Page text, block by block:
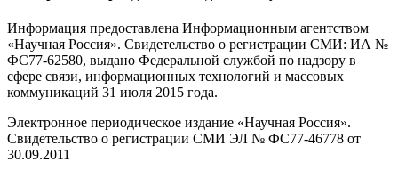
Информация предоставлена Информационным агентством
«Научная Россия». Свидетельство о регистрации СМИ: ИА №
ФС77-62580, выдано Федеральной службой по надзору в
сфере связи, информационных технологий и массовых
коммуникаций 31 июля 2015 года.
Электронное периодическое издание «Научная Россия».
Свидетельство о регистрации СМИ ЭЛ № ФС77-46778 от
30.09.2011